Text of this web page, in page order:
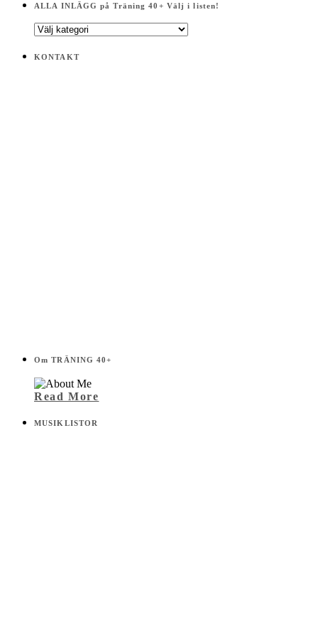
ALLA INLÄGG på Träning 40+ Välj i listen!
ALLA
på
KONTAKT
Om TRÄNING 40+
Read More
MUSIKLISTOR